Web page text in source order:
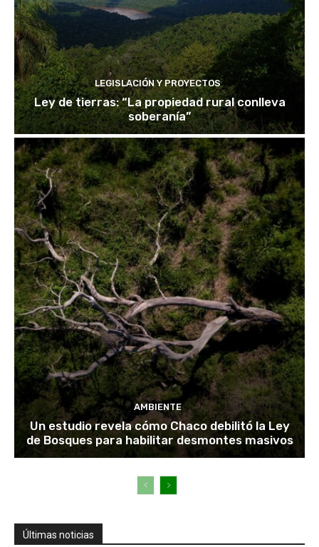
LEGISLACIÓN Y PROYECTOS
Ley de tierras: “La propiedad rural conlleva
soberanía”
AMBIENTE
Un estudio revela cómo Chaco debilitó la Ley
de Bosques para habilitar desmontes masivos
Últimas noticias